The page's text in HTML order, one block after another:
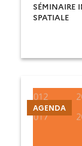
SÉMINAIRE
SPATIALE
AGENDA